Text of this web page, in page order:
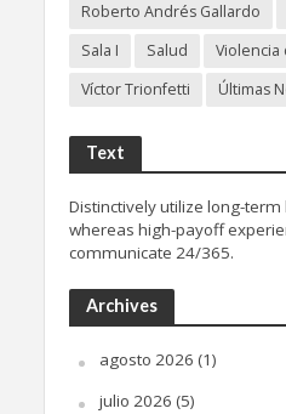
Roberto Andrés Gallardo
Sala I
Salud
Violencia
Víctor Trionfetti
Últimas
Text
Distinctively utilize long-
whereas high-payoff
communicate 24/365.
Archives
agosto 2026 (1)
julio 2026 (5)